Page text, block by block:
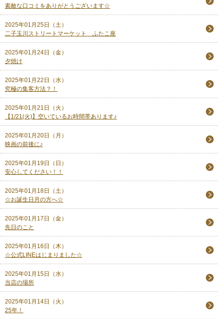
素敵な口コミをありがとうございます☆
2025年01月25日（土）
二子玉川ストリートマーケット ふたこ座
2025年01月24日（金）
夕焼け
2025年01月22日（水）
究極の集客方法？！
2025年01月21日（火）
【1/21(火)】空いているお時間帯あります♪
2025年01月20日（月）
映画の前後に♪
2025年01月19日（日）
安心してください！！
2025年01月18日（土）
☆お誕生日月の方へ☆
2025年01月17日（金）
先日のこと
2025年01月16日（木）
☆公式LINEはじまりました☆
2025年01月15日（水）
当店の場所
2025年01月14日（火）
25年！